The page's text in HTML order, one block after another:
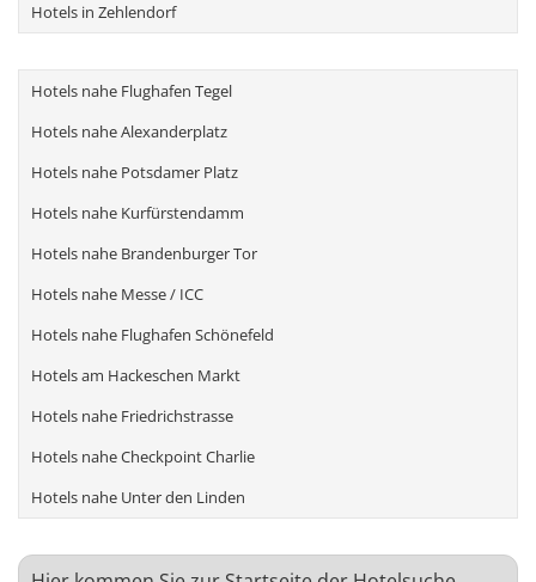
Hotels in Zehlendorf
Hotels nahe Flughafen Tegel
Hotels nahe Alexanderplatz
Hotels nahe Potsdamer Platz
Hotels nahe Kurfürstendamm
Hotels nahe Brandenburger Tor
Hotels nahe Messe / ICC
Hotels nahe Flughafen Schönefeld
Hotels am Hackeschen Markt
Hotels nahe Friedrichstrasse
Hotels nahe Checkpoint Charlie
Hotels nahe Unter den Linden